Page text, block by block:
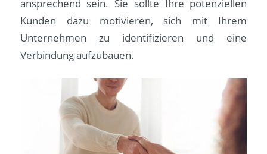
ansprechend sein. Sie sollte Ihre potenziellen
Kunden dazu motivieren, sich mit Ihrem
Unternehmen zu identifizieren und eine
Verbindung aufzubauen.